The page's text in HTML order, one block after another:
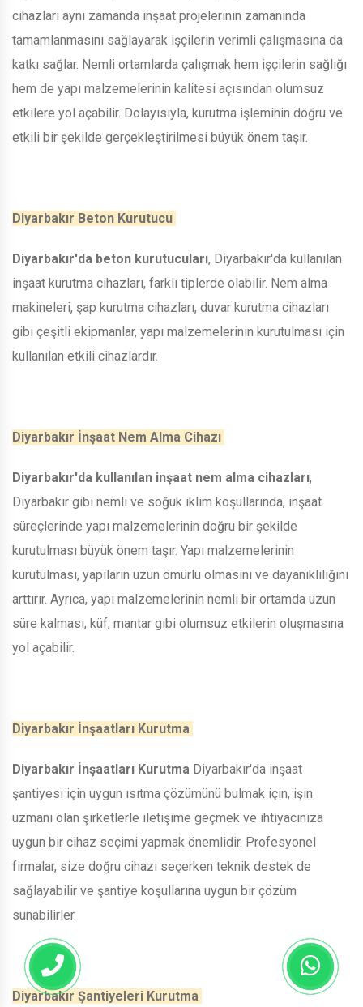
cihazları aynı zamanda inşaat projelerinin zamanında
tamamlanmasını sağlayarak işçilerin verimli çalışmasına da
katkı sağlar. Nemli ortamlarda çalışmak hem işçilerin sağlığı
hem de yapı malzemelerinin kalitesi açısından olumsuz
etkilere yol açabilir. Dolayısıyla, kurutma işleminin doğru ve
etkili bir şekilde gerçekleştirilmesi büyük önem taşır.
Diyarbakır Beton Kurutucu
Diyarbakır'da beton kurutucuları, Diyarbakır'da kullanılan
inşaat kurutma cihazları, farklı tiplerde olabilir. Nem alma
makineleri, şap kurutma cihazları, duvar kurutma cihazları
gibi çeşitli ekipmanlar, yapı malzemelerinin kurutulması için
kullanılan etkili cihazlardır.
Diyarbakır İnşaat Nem Alma Cihazı
Diyarbakır'da kullanılan inşaat nem alma cihazları,
Diyarbakır gibi nemli ve soğuk iklim koşullarında, inşaat
süreçlerinde yapı malzemelerinin doğru bir şekilde
kurutulması büyük önem taşır. Yapı malzemelerinin
kurutulması, yapıların uzun ömürlü olmasını ve dayanıklılığını
arttırır. Ayrıca, yapı malzemelerinin nemli bir ortamda uzun
süre kalması, küf, mantar gibi olumsuz etkilerin oluşmasına
yol açabilir.
Diyarbakır İnşaatları Kurutma
Diyarbakır İnşaatları Kurutma Diyarbakır'da inşaat
şantiyesi için uygun ısıtma çözümünü bulmak için, işin
uzmanı olan şirketlerle iletişime geçmek ve ihtiyacınıza
uygun bir cihaz seçimi yapmak önemlidir. Profesyonel
firmalar, size doğru cihazı seçerken teknik destek de
sağlayabilir ve şantiye koşullarına uygun bir çözüm
sunabilirler.
Diyarbakır Şantiyeleri Kurutma